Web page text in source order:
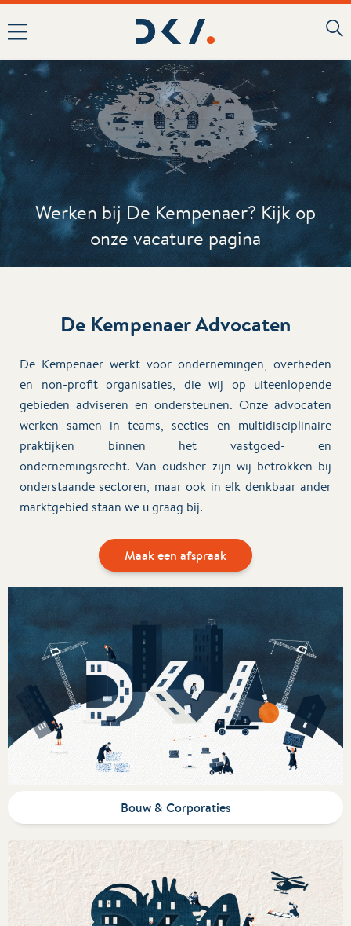
Werken bij De Kempenaer? Kijk op
onze vacature pagina
De Kempenaer Advocaten
De Kempenaer werkt voor ondernemingen, overheden
en non-profit organisaties, die wij op uiteenlopende
gebieden adviseren en ondersteunen. Onze advocaten
werken samen in teams, secties en multidisciplinaire
praktijken binnen het vastgoed- en
ondernemingsrecht. Van oudsher zijn wij betrokken bij
onderstaande sectoren, maar ook in elk denkbaar ander
marktgebied staan we u graag bij.
Maak een afspraak
Bouw & Corporaties